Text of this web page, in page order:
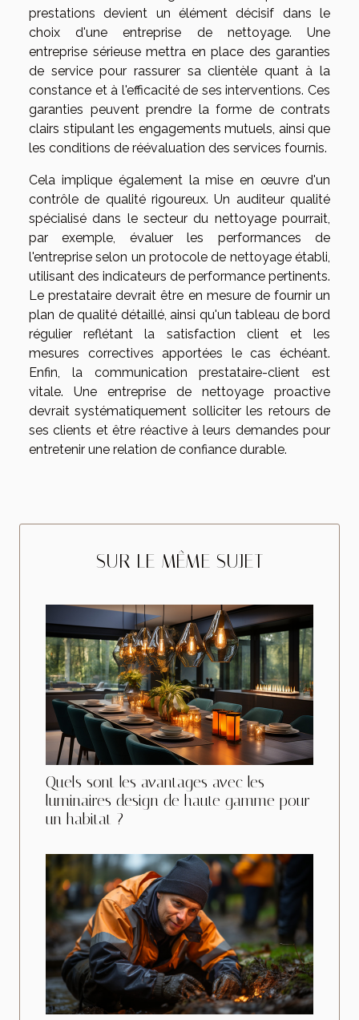
prestations devient un élément décisif dans le
choix d'une entreprise de nettoyage. Une
entreprise sérieuse mettra en place des garanties
de service pour rassurer sa clientèle quant à la
constance et à l'efficacité de ses interventions. Ces
garanties peuvent prendre la forme de contrats
clairs stipulant les engagements mutuels, ainsi que
les conditions de réévaluation des services fournis.
Cela implique également la mise en œuvre d'un
contrôle de qualité rigoureux. Un auditeur qualité
spécialisé dans le secteur du nettoyage pourrait,
par exemple, évaluer les performances de
l'entreprise selon un protocole de nettoyage établi,
utilisant des indicateurs de performance pertinents.
Le prestataire devrait être en mesure de fournir un
plan de qualité détaillé, ainsi qu'un tableau de bord
régulier reflétant la satisfaction client et les
mesures correctives apportées le cas échéant.
Enfin, la communication prestataire-client est
vitale. Une entreprise de nettoyage proactive
devrait systématiquement solliciter les retours de
ses clients et être réactive à leurs demandes pour
entretenir une relation de confiance durable.
SUR LE MÊME SUJET
Quels sont les avantages avec les
luminaires design de haute gamme pour
un habitat ?